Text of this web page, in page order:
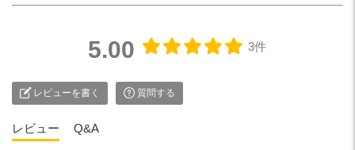
5.00 3件
レビューを書く 質問する
レビュー Q&A